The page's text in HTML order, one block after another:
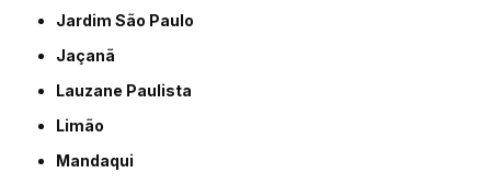
Jardim São Paulo
Jaçanã
Lauzane Paulista
Limão
Mandaqui